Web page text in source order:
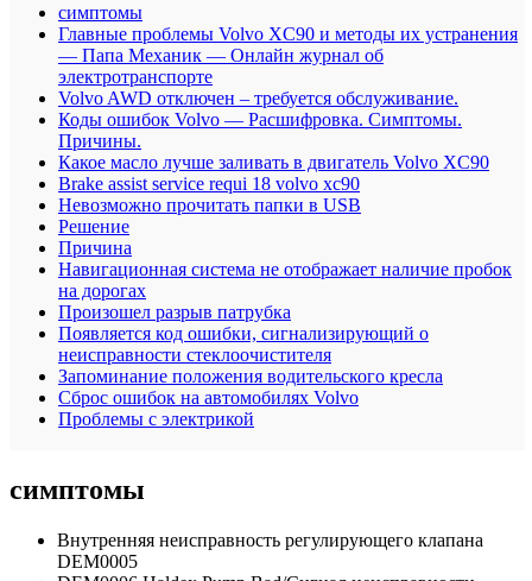
симптомы
Главные проблемы Volvo XC90 и методы их устранения
— Папа Механик — Онлайн журнал об
электротранспорте
Volvo AWD отключен – требуется обслуживание.
Коды ошибок Volvo — Расшифровка. Симптомы.
Причины.
Какое масло лучше заливать в двигатель Volvo XC90
Brake assist service requi 18 volvo xc90
Невозможно прочитать папки в USB
Решение
Причина
Навигационная система не отображает наличие пробок
на дорогах
Произошел разрыв патрубка
Появляется код ошибки, сигнализирующий о
неисправности стеклоочистителя
Запоминание положения водительского кресла
Сброс ошибок на автомобилях Volvo
Проблемы с электрикой
симптомы
Внутренняя неисправность регулирующего клапана
DEM0005